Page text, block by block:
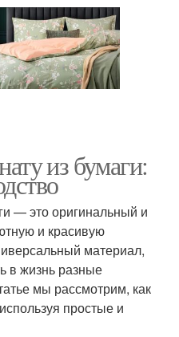
из бумаги:
— это оригинальный и
и красивую
материал,
в жизнь разные
мы рассмотрим, как
простые и